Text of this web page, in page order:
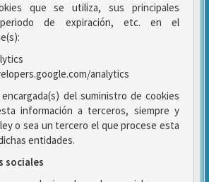
que se utiliza, sus principales
periodo de expiración, etc. en el
analytics
del suministro de cookies
información a terceros, siempre y
o sea un tercero el que procese esta
entidades.
sociales